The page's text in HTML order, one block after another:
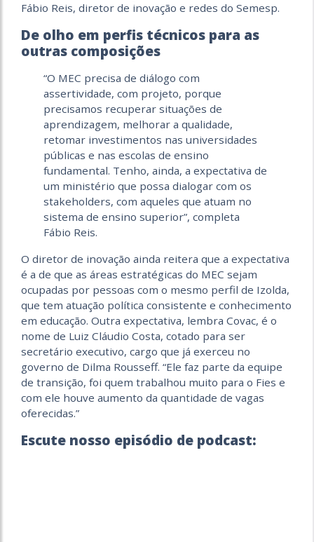
Fábio Reis, diretor de inovação e redes do Semesp.
De olho em perfis técnicos para as
outras composições
“O MEC precisa de diálogo com
assertividade, com projeto, porque
precisamos recuperar situações de
aprendizagem, melhorar a qualidade,
retomar investimentos nas universidades
públicas e nas escolas de ensino
fundamental. Tenho, ainda, a expectativa de
um ministério que possa dialogar com os
stakeholders, com aqueles que atuam no
sistema de ensino superior”, completa
Fábio Reis.
O diretor de inovação ainda reitera que a expectativa
é a de que as áreas estratégicas do MEC sejam
ocupadas por pessoas com o mesmo perfil de Izolda,
que tem atuação política consistente e conhecimento
em educação. Outra expectativa, lembra Covac, é o
nome de Luiz Cláudio Costa, cotado para ser
secretário executivo, cargo que já exerceu no
governo de Dilma Rousseff. “Ele faz parte da equipe
de transição, foi quem trabalhou muito para o Fies e
com ele houve aumento da quantidade de vagas
oferecidas.”
Escute nosso episódio de podcast: